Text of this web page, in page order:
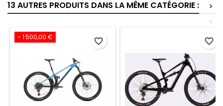
13 AUTRES PRODUITS DANS LA MÊME CATÉGORIE :
>
<
- 1 500,00 € favorite_border favorite_border